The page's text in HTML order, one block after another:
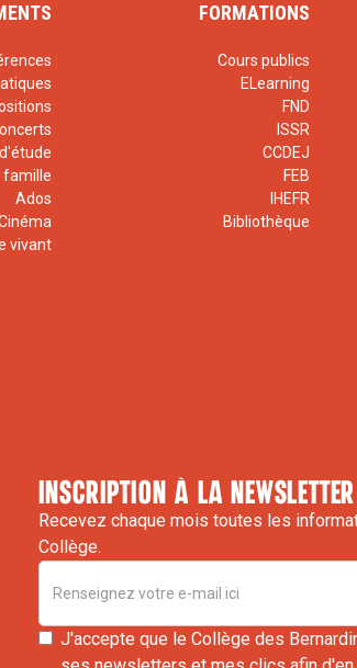
famille
Ados
vivant
FORMATIONS
Cours publics
ELearning
FND
ISSR
CCDEJ
FEB
IHEFR
Bibliothèque
inscription à la newsletter
Recevez chaque mois toutes les
Collège.
J'accepte que le Collège des